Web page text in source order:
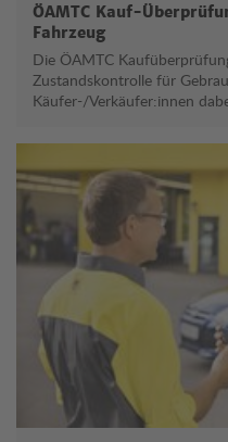
ÖAMTC Kauf-
Fahrzeug
Die ÖAMTC
Zustandskontrolle für
Käufer-/Verkäufer:innen
Sicherheitsrelevante
Kauf‑ oder